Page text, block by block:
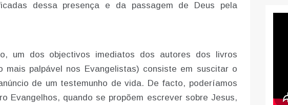
dessa presença e da passagem de Deus pela
um dos objectivos imediatos dos autores dos livros
mais palpável nos Evangelistas) consiste em suscitar o
de um testemunho de vida. De facto, poderíamos
Evangelhos, quando se propõem escrever sobre Jesus,